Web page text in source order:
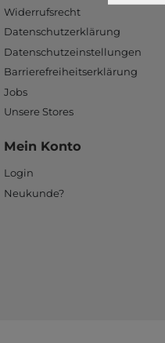
Widerrufsrecht
Datenschutzerklärung
Datenschutzeinstellungen
Barrierefreiheitserklärung
Jobs
Unsere Stores
Mein Konto
Login
Neukunde?